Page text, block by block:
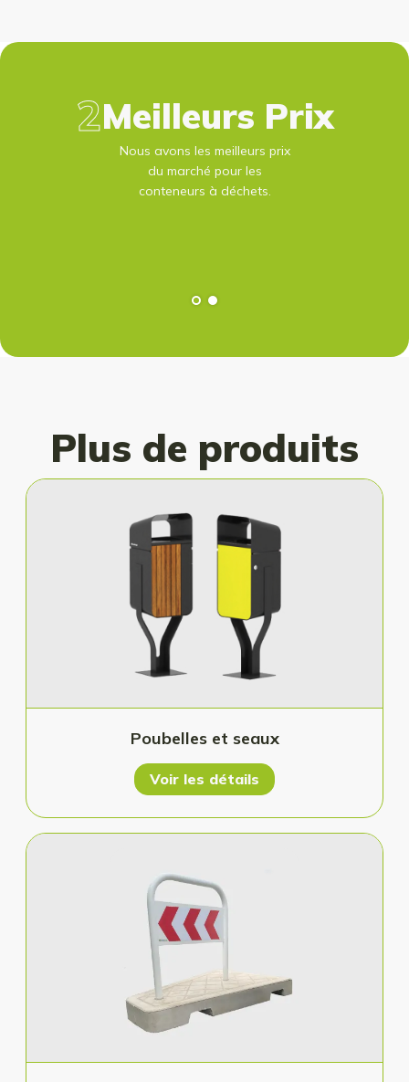
Meilleurs Prix
Nous avons les meilleurs prix
du marché pour les
conteneurs à déchets.
Plus de produits
Poubelles et seaux
Voir les détails